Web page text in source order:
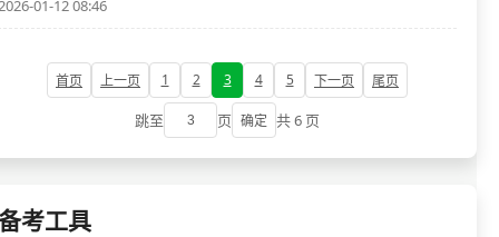
01-12 08:46
首页 上一页 1 2 3 4 5 下一页 尾页
跳至 页 确定 共 6 页
考工具